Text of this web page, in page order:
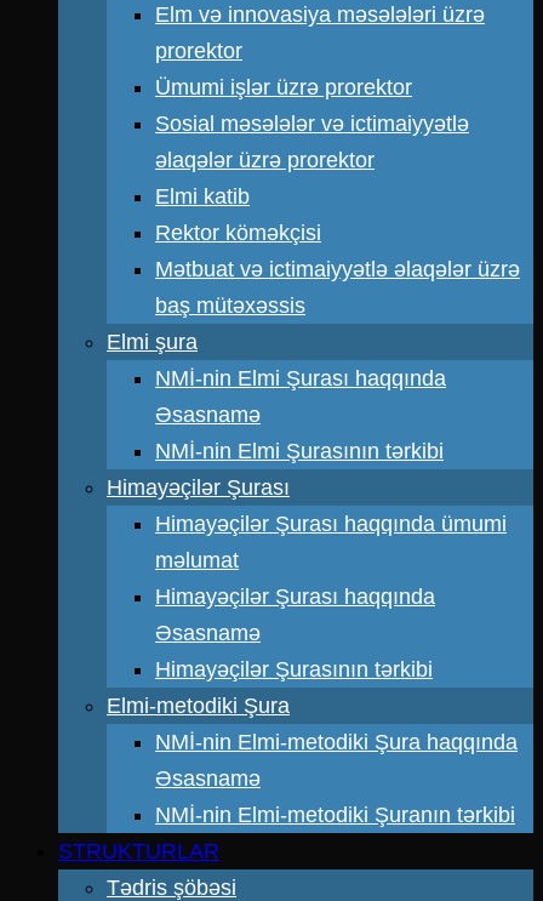
Elm və innovasiya məsələləri üzrə
prorektor
Ümumi işlər üzrə prorektor
Sosial məsələlər və ictimaiyyətlə
əlaqələr üzrə prorektor
Elmi katib
Rektor köməkçisi
Mətbuat və ictimaiyyətlə əlaqələr üzrə
baş mütəxəssis
Elmi şura
NMİ-nin Elmi Şurası haqqında
Əsasnamə
NMİ-nin Elmi Şurasının tərkibi
Himayəçilər Şurası
Himayəçilər Şurası haqqında ümumi
məlumat
Himayəçilər Şurası haqqında
Əsasnamə
Himayəçilər Şurasının tərkibi
Elmi-metodiki Şura
NMİ-nin Elmi-metodiki Şura haqqında
Əsasnamə
NMİ-nin Elmi-metodiki Şuranın tərkibi
STRUKTURLAR
Tədris şöbəsi